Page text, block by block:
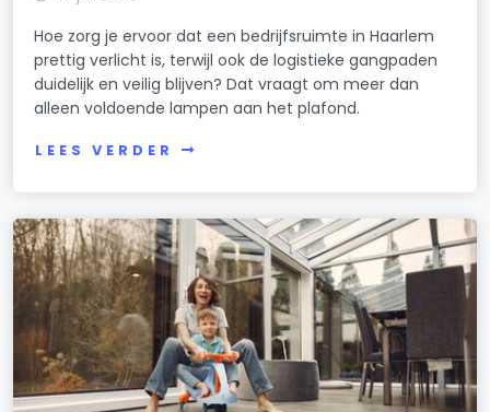
Hoe zorg je ervoor dat een bedrijfsruimte in Haarlem
prettig verlicht is, terwijl ook de logistieke gangpaden
duidelijk en veilig blijven? Dat vraagt om meer dan
alleen voldoende lampen aan het plafond.
LEES VERDER